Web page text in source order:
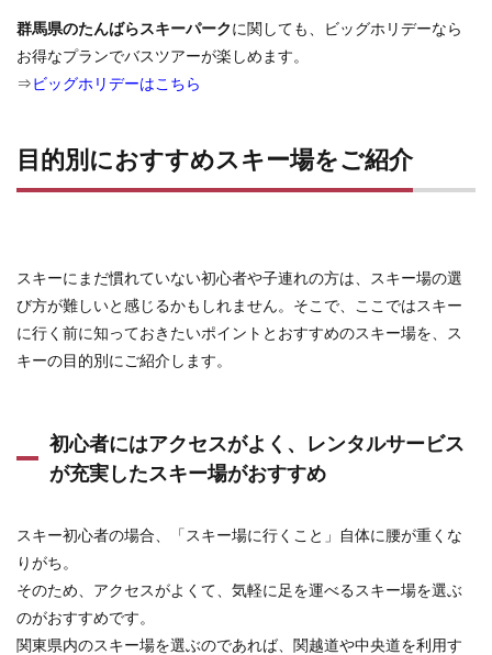
楽しめ
る20コ
ースの
超ワイ
6.1.2
舞子ス
ノーリ
分、都
好アク
セス！
6.2
おす
すめ
スキ
ー場
竜王ス
ーク
ークエ
リアが
群馬県のたんばらスキーパークに関しても、ビッグホリデーなら
お得なプランでバスツアーが楽しめます。
⇒ビッグホリデーはこちら
目的別におすすめスキー場をご紹介
スキーにまだ慣れていない初心者や子連れの方は、スキー場の選
び方が難しいと感じるかもしれません。そこで、ここではスキー
に行く前に知っておきたいポイントとおすすめのスキー場を、ス
キーの目的別にご紹介します。
初心者にはアクセスがよく、レンタルサービス
が充実したスキー場がおすすめ
スキー初心者の場合、「スキー場に行くこと」自体に腰が重くな
りがち。
そのため、アクセスがよくて、気軽に足を運べるスキー場を選ぶ
のがおすすめです。
関東県内のスキー場を選ぶのであれば、関越道や中央道を利用す